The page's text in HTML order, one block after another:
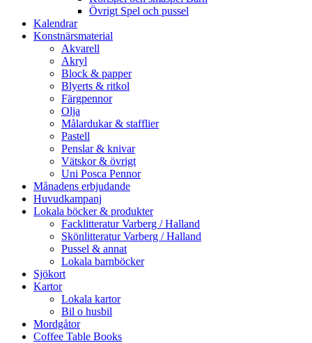
Övrigt Spel och pussel
Kalendrar
Konstnärsmaterial
Akvarell
Akryl
Block & papper
Blyerts & ritkol
Färgpennor
Olja
Målardukar & stafflier
Pastell
Penslar & knivar
Vätskor & övrigt
Uni Posca Pennor
Månadens erbjudande
Huvudkampanj
Lokala böcker & produkter
Facklitteratur Varberg / Halland
Skönlitteratur Varberg / Halland
Pussel & annat
Lokala barnböcker
Sjökort
Kartor
Lokala kartor
Bil o husbil
Mordgåtor
Coffee Table Books